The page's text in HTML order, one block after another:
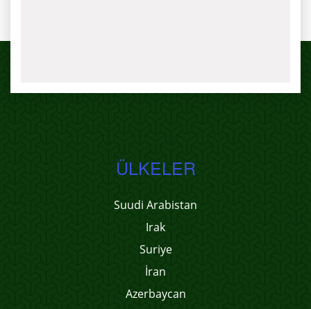
ÜLKELER
Suudi Arabistan
Irak
Suriye
İran
Azerbaycan